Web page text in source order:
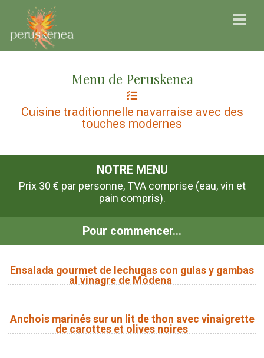
Menu de Peruskenea
Cuisine traditionnelle navarraise avec des
touches modernes
NOTRE MENU
Prix 30 € par personne, TVA comprise (eau, vin et
pain compris).
Pour commencer...
Ensalada gourmet de lechugas con gulas y gambas
al vinagre de Módena
Anchois marinés sur un lit de thon avec vinaigrette
de carottes et olives noires